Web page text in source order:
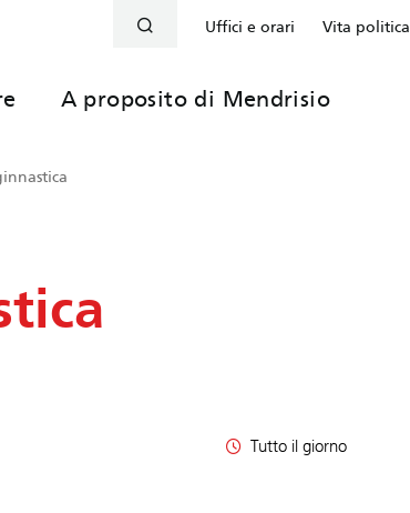
Uffici e orari Vita politica
A proposito di Mendrisio
Tutto il giorno